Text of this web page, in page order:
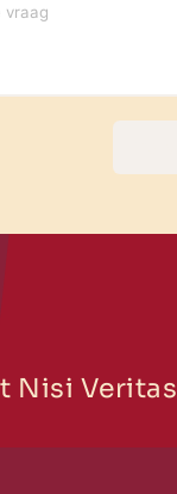
Nisi Veritas